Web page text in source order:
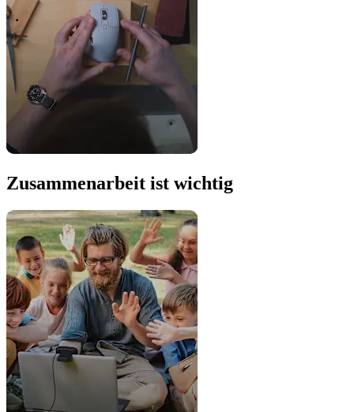
Zusammenarbeit ist wichtig